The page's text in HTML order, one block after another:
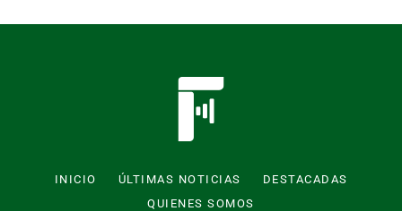
INICIO ÚLTIMAS NOTICIAS
DESTACADAS
QUIENES SOMOS